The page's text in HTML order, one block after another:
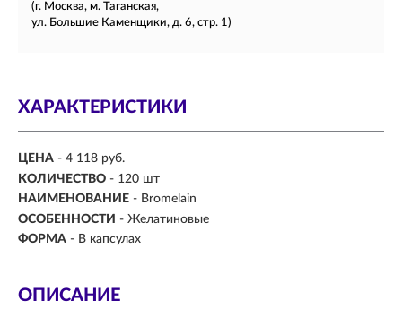
(г. Москва, м. Таганская,
ул. Большие Каменщики, д. 6, стр. 1)
ХАРАКТЕРИСТИКИ
ЦЕНА - 4 118 руб.
КОЛИЧЕСТВО - 120 шт
НАИМЕНОВАНИЕ - Bromelain
ОСОБЕННОСТИ - Желатиновые
ФОРМА - В капсулах
ОПИСАНИЕ